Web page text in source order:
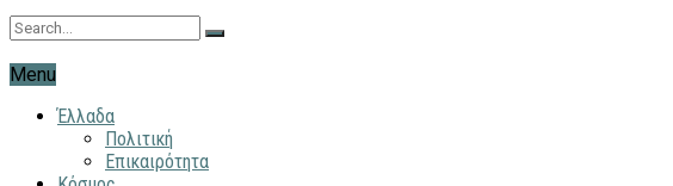
Menu
Έλλαδα
Πολιτική
Επικαιρότητα